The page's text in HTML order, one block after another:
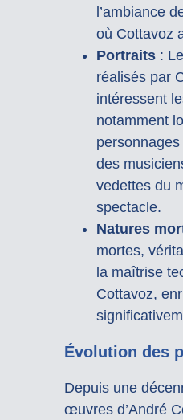
l’ambiance
où Cottavoz
Portraits:
réalisés par
intéressent
notamment
des
vedettes du
spectacle.
Natures
mortes,
la maîtrise
Cottavoz,
Évolution des
Depuis une
œuvres d’André